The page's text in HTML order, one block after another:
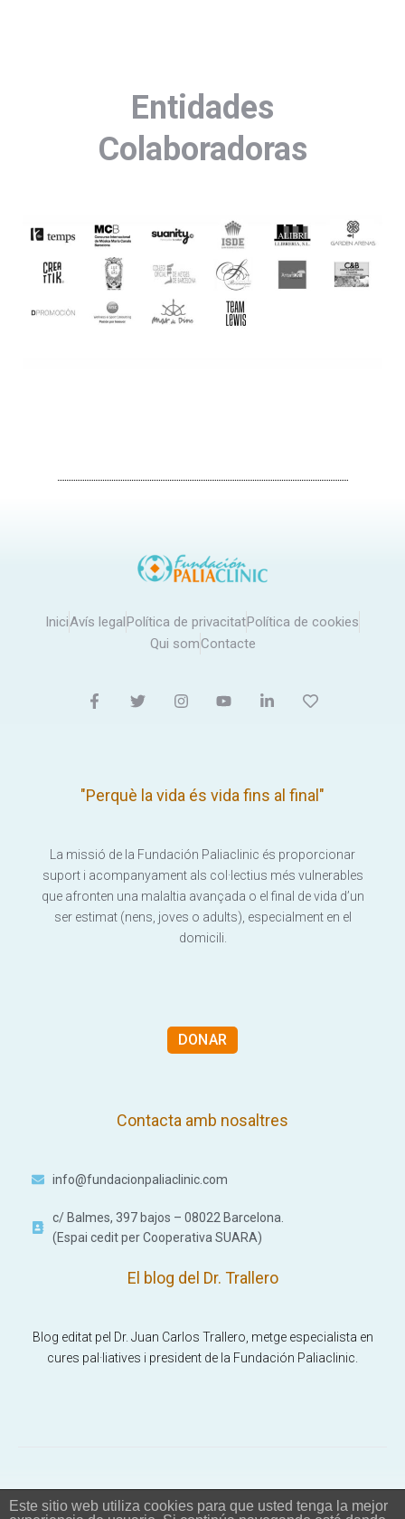
Entidades
Colaboradoras
IniciAvís legalPolítica de privacitatPolítica de cookies
Qui somContacte
"Perquè la vida és vida fins al final"
La missió de la Fundación Paliaclinic és proporcionar
suport i acompanyament als col·lectius més vulnerables
que afronten una malaltia avançada o el final de vida d’un
ser estimat (nens, joves o adults), especialment en el
domicili.
DONAR
Contacta amb nosaltres
info@fundacionpaliaclinic.com
c/ Balmes, 397 bajos – 08022 Barcelona.
(Espai cedit per Cooperativa SUARA)
El blog del Dr. Trallero
Blog editat pel Dr. Juan Carlos Trallero, metge especialista en
cures pal·liatives i president de la Fundación Paliaclinic.
© 2026 Fundación Paliaclinic. TOTS ELS DRETS RESERVATS
Este sitio web utiliza cookies para que usted tenga la mejor